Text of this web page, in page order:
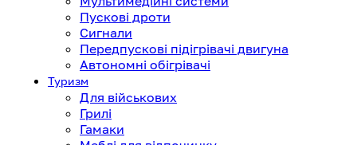
Пускові дроти
Сигнали
Передпускові підігрівачі двигуна
Автономні обігрівачі
Туризм
Для військових
Грилі
Гамаки